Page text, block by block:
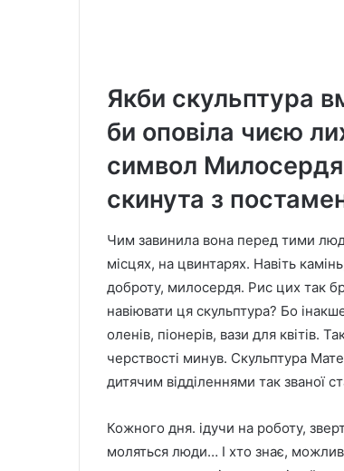
Якби скульптура
би оповіла чиєю
символ
скинута з
Чим завинила вона перед тими
місцях, на цвинтарях. Навіть
доброту, милосердя. Рис цих так
навіювати ця скульптура? Бо
оленів, піонерів, вази для квітів.
черствості минув. Скульптура
дитячим відділеннями так званої
Кожного дня. ідучи на роботу,
моляться люди… І хто знає,